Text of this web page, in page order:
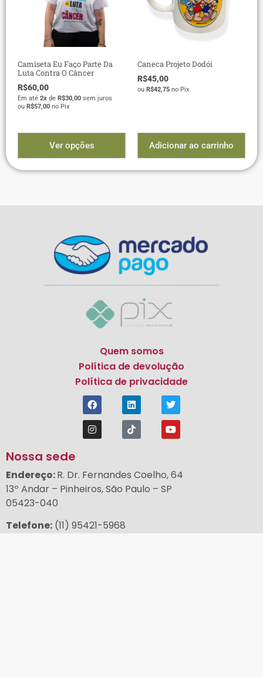
Camiseta Eu Faço Parte Da
Luta Contra O Câncer
R$60,00
Em até 2x de R$30,00 sem juros
ou R$57,00 no Pix
Ver opções
Caneca Projeto Dodói
R$45,00
ou R$42,75 no Pix
Adicionar ao carrinho
Quem somos
Política de devolução
Política de privacidade
Nossa sede
Endereço:R. Dr. Fernandes Coelho, 64
13º Andar – Pinheiros, São Paulo – SP
05423-040
Telefone: (11) 95421-5968